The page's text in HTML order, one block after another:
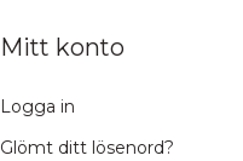
Mitt konto
Logga in
Glömt ditt lösenord?